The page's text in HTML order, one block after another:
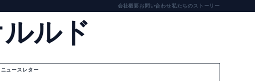
会社概要お問い合わせ私たちのストーリー
ルド
ニュースレター